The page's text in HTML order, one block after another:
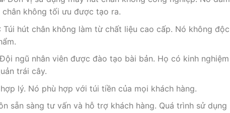
không tối ưu được tạo ra.
: Túi hút chân không làm từ chất liệu cao cấp. Nó không độc
ngũ nhân viên được đào tạo bài bản. Họ có kinh nghiệm
trái cây.
lý. Nó phù hợp với túi tiền của mọi khách hàng.
sẵn sàng tư vấn và hỗ trợ khách hàng. Quá trình sử dụng